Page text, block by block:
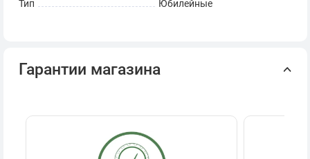
Тип Юбилейные
Гарантии магазина